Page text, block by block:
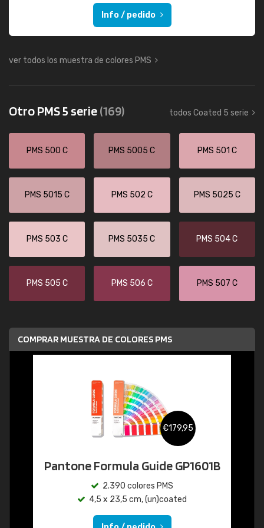
Info / pedido
ver todos los muestra de colores PMS
Otro PMS 5 serie(169) todos Coated 5 serie
PMS 500 C PMS 5005 C PMS 501 C
PMS 5015 C PMS 502 C PMS 5025 C
PMS 503 C PMS 5035 C PMS 504 C
PMS 505 C PMS 506 C PMS 507 C
COMPRAR MUESTRA DE COLORES PMS
€179,95
Pantone Formula Guide GP1601B
2.390 colores PMS
4,5 x 23,5 cm, (un)coated